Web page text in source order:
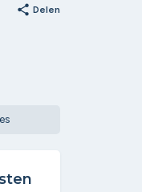
share Delen